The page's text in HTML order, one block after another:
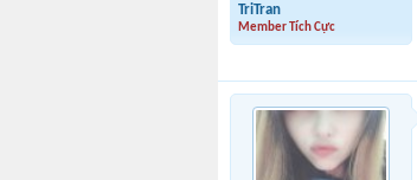
TriTran
Member Tích Cực